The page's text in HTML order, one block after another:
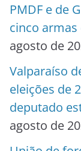
PMDF e de
cinco armas
agosto de
Valparaíso
eleições de
deputado
agosto de